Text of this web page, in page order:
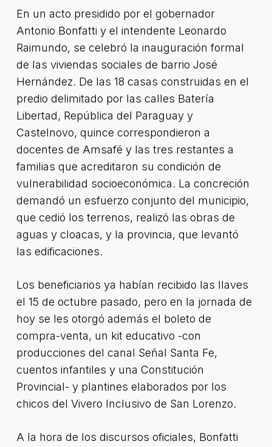
En un acto presidido por el gobernador
Antonio Bonfatti y el intendente Leonardo
Raimundo, se celebró la inauguración formal
de las viviendas sociales de barrio José
Hernández. De las 18 casas construidas en el
predio delimitado por las calles Batería
Libertad, República del Paraguay y
Castelnovo, quince correspondieron a
docentes de Amsafé y las tres restantes a
familias que acreditaron su condición de
vulnerabilidad socioeconómica. La concreción
demandó un esfuerzo conjunto del municipio,
que cedió los terrenos, realizó las obras de
aguas y cloacas, y la provincia, que levantó
las edificaciones.
Los beneficiarios ya habían recibido las llaves
el 15 de octubre pasado, pero en la jornada de
hoy se les otorgó además el boleto de
compra-venta, un kit educativo -con
producciones del canal Señal Santa Fe,
cuentos infantiles y una Constitución
Provincial- y plantines elaborados por los
chicos del Vivero Inclusivo de San Lorenzo.
A la hora de los discursos oficiales, Bonfatti